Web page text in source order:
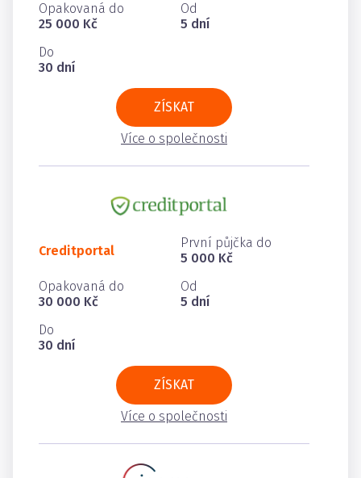
Opakovaná do
25 000 Kč
Od
5 dní
Do
30 dní
ZÍSKAT
Více o společnosti
Creditportal
První půjčka do
5 000 Kč
Opakovaná do
30 000 Kč
Od
5 dní
Do
30 dní
ZÍSKAT
Více o společnosti